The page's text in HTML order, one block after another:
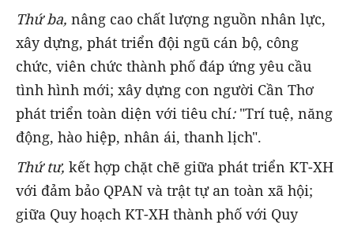
Thứ ba, nâng cao chất lượng nguồn nhân lực,
xây dựng, phát triển đội ngũ cán bộ, công
chức, viên chức thành phố đáp ứng yêu cầu
tình hình mới; xây dựng con người Cần Thơ
phát triển toàn diện với tiêu chí: "Trí tuệ, năng
động, hào hiệp, nhân ái, thanh lịch".
Thứ tư, kết hợp chặt chẽ giữa phát triển KT-XH
với đảm bảo QPAN và trật tự an toàn xã hội;
giữa Quy hoạch KT-XH thành phố với Quy